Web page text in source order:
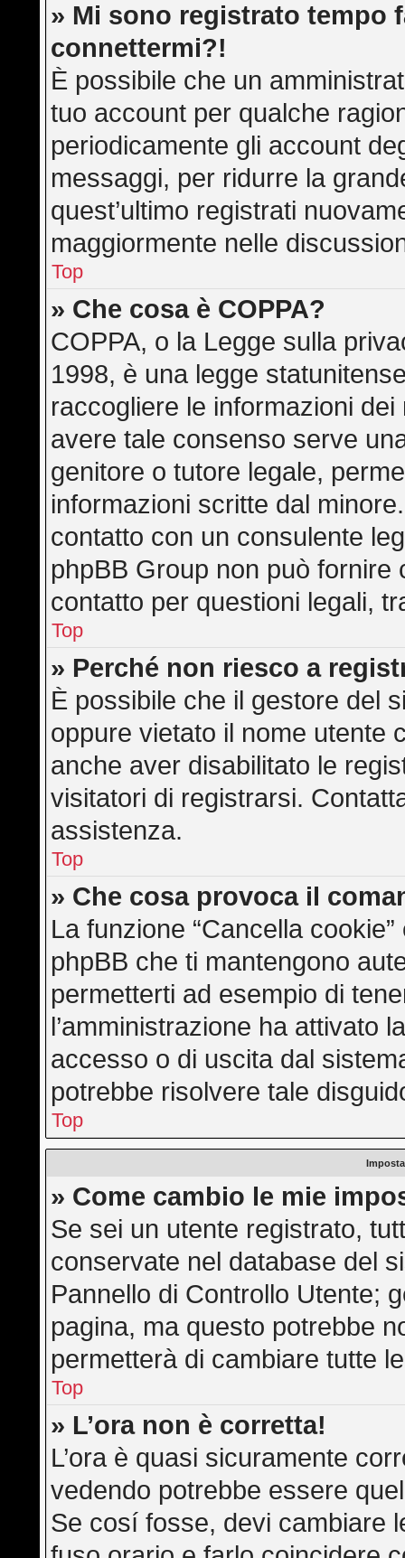
» Mi sono registrato tempo
connettermi?!
È possibile che un
tuo account per qualche
periodicamente gli account
messaggi, per ridurre la
quest’ultimo registrati
maggiormente nelle
Top
» Che cosa è COPPA?
COPPA, o la Legge sulla
1998, è una legge
raccogliere le informazioni
avere tale consenso serve
genitore o tutore legale,
informazioni scritte dal
contatto con un consulente
phpBB Group non può fornire
contatto per questioni legali,
Top
» Perché non riesco a
È possibile che il gestore del
oppure vietato il nome utente
anche aver disabilitato le
visitatori di registrarsi.
assistenza.
Top
» Che cosa provoca il
La funzione “Cancella
phpBB che ti mantengono
permetterti ad esempio di
l’amministrazione ha attivato
accesso o di uscita dal
potrebbe risolvere tale
Top
» Come cambio le mie
Se sei un utente registrato,
conservate nel database del
Pannello di Controllo Utente;
pagina, ma questo potrebbe
permetterà di cambiare tutte
Top
» L’ora non è corretta!
L’ora è quasi sicuramente
vedendo potrebbe essere
Se cosí fosse, devi cambiare